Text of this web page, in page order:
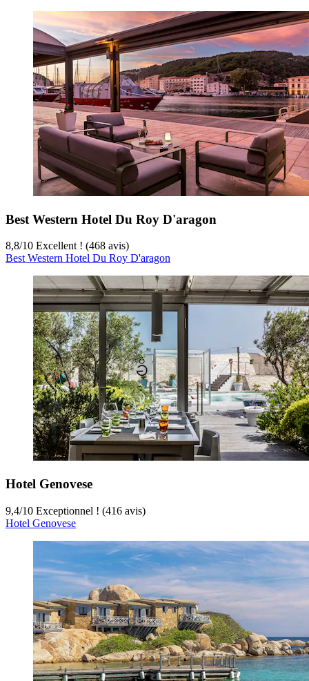
Best Western Hotel Du Roy D'aragon
8,8/10 Excellent ! (468 avis)
Best Western Hotel Du Roy D'aragon
Hotel Genovese
9,4/10 Exceptionnel ! (416 avis)
Hotel Genovese